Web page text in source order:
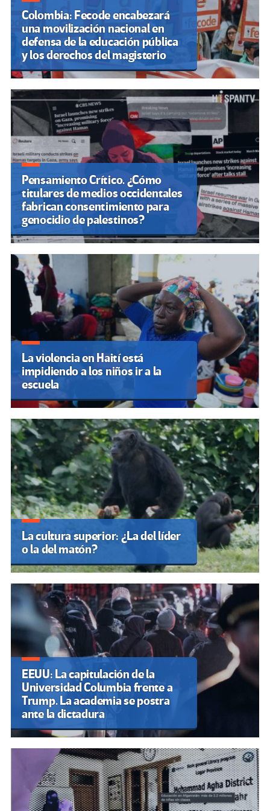
Colombia: Fecode encabezará
una movilización nacional en
defensa de la educación pública
y los derechos del magisterio
Pensamiento Crítico. ¿Cómo
titulares de medios occidentales
fabrican consentimiento para
genocidio de palestinos?
La violencia en Haití está
impidiendo a los niños ir a la
escuela
La cultura superior: ¿La del líder
o la del matón?
EEUU: La capitulación de la
Universidad Columbia frente a
Trump. La academia se postra
ante la dictadura